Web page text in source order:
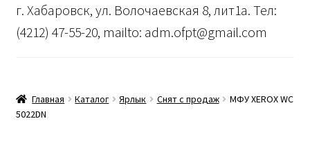
Сервисный центр
…
г. Хабаровск, ул. Волочаевская 8, лит1а. Тел:
(4212) 47-55-20, mailto: adm.ofpt@gmail.com
Главная Каталог Ярлык Снят с продаж
МФУ XEROX WC
5022DN